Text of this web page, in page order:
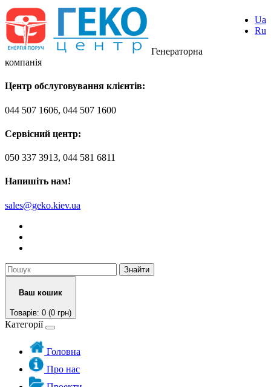
Ua
Ru
Генераторна
компанія
Центр обслуговування клієнтів:
044 507 1606, 044 507 1600
Сервісний центр:
050 337 3913, 044 581 6811
Напишіть нам!
sales@geko.kiev.ua
Знайти
Ваш кошик
Товарів: 0 (0 грн)
Категорії
Головна
Про нас